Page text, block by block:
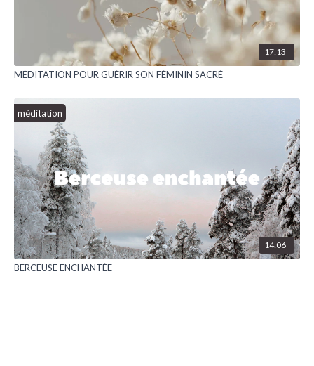
17:13
MÉDITATION POUR GUÉRIR SON FÉMININ SACRÉ
méditation
14:06
BERCEUSE ENCHANTÉE